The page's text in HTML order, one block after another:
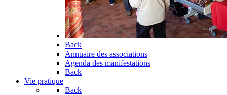
Back
Annuaire des associations
Agenda des manifestations
Back
Vie pratique
Back